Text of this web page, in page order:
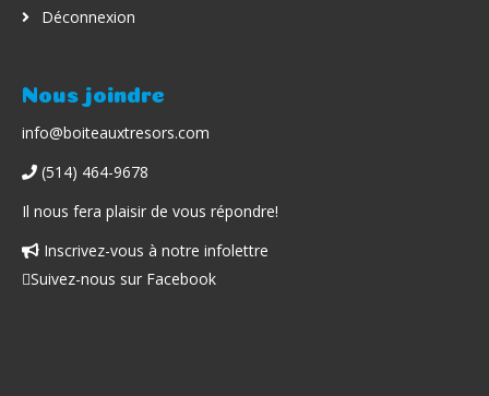
Déconnexion
Nous joindre
info@boiteauxtresors.com
(514) 464-9678
Il nous fera plaisir de vous répondre!
Inscrivez-vous à notre infolettre
Facebook
Suivez-nous sur Facebook